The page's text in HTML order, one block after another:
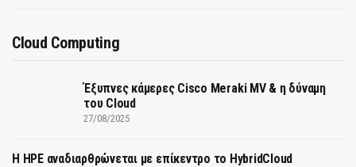
Cloud Computing
Έξυπνες κάμερες Cisco Meraki MV & η δύναμη
του Cloud
27/08/2025
H HPE αναδιαρθρώνεται με επίκεντρο το HybridCloud